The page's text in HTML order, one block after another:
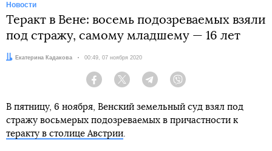
Новости
Теракт в Вене: восемь подозреваемых взяли
под стражу, самому младшему — 16 лет
Автор:Екатерина Кадакова Дата:
00:49, 07 ноября 2020
Facebook Twitter Telegram
В пятницу, 6 ноября, Венский земельный суд взял под
стражу восьмерых подозреваемых в причастности к
теракту в столице Австрии.